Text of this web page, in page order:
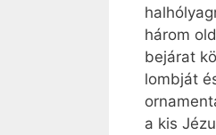
három
bejárat
lombját
a kis